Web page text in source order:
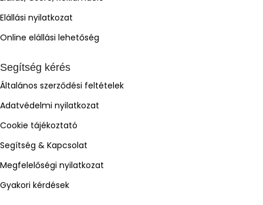
Elállási nyilatkozat
Online elállási lehetőség
Segítség kérés
Általános szerződési feltételek
Adatvédelmi nyilatkozat
Cookie tájékoztató
Segítség & Kapcsolat
Megfelelőségi nyilatkozat
Gyakori kérdések